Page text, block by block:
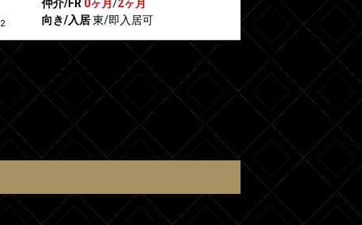
2
仲介/FR 0ヶ月/2ヶ月
向き/入居東/即入居可